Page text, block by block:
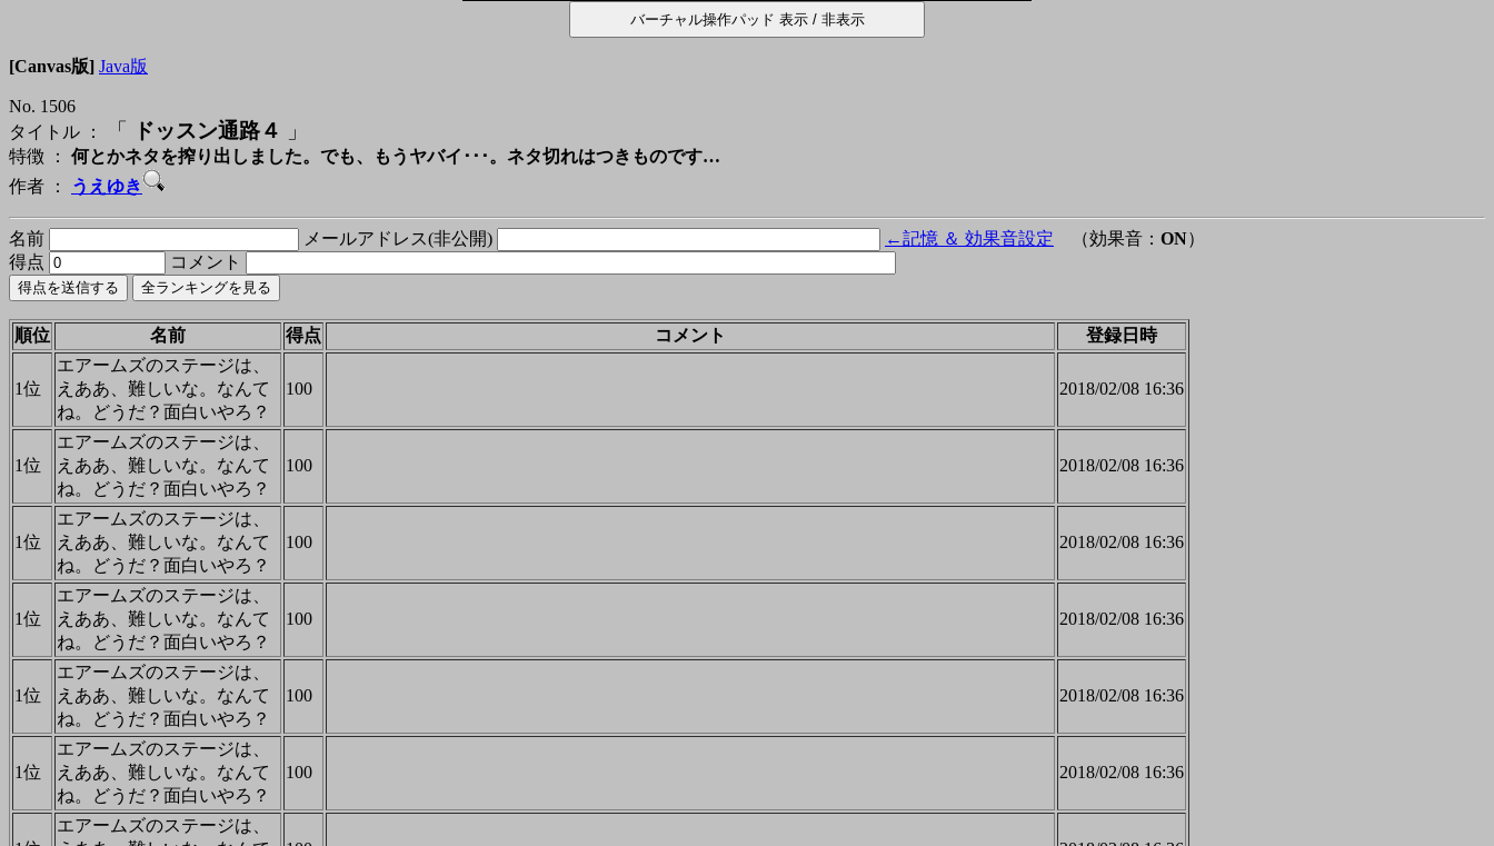
[Canvas版] Java版
No. 1506
タイトル ：
「 ドッスン通路４ 」
特徴 ： 何とかネタを搾り出しました。でも、もうヤバイ･･･。ネタ切れはつきものです…
作者 ：
うえゆき
名前 メールアドレス(非公開) ←記憶 ＆ 効果音設定 （効果音： ON）
得点
コメント
順位 名前 得点 コメント 登録日時
1位
エアームズのステージは、
えああ、難しいな。なんて
ね。どうだ？面白いやろ？
100 2018/02/08 16:36
1位
エアームズのステージは、
えああ、難しいな。なんて
ね。どうだ？面白いやろ？
100 2018/02/08 16:36
1位
エアームズのステージは、
えああ、難しいな。なんて
ね。どうだ？面白いやろ？
100 2018/02/08 16:36
1位
エアームズのステージは、
えああ、難しいな。なんて
ね。どうだ？面白いやろ？
100 2018/02/08 16:36
1位
エアームズのステージは、
えああ、難しいな。なんて
ね。どうだ？面白いやろ？
100 2018/02/08 16:36
1位
エアームズのステージは、
えああ、難しいな。なんて
ね。どうだ？面白いやろ？
100 2018/02/08 16:36
エアームズのステージは、